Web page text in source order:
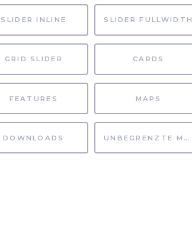
SLIDER INLINE SLIDER FULLWIDTH
GRID SLIDER CARDS
FEATURES MAPS
DOWNLOADS UNBEGRENZTE MÖGLICHKEITEN